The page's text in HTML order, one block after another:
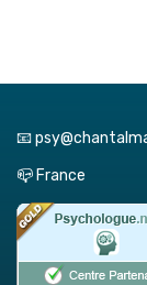
📧
📪 France